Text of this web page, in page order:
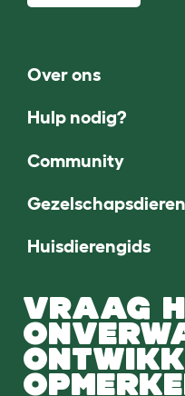
Over ons
Hulp nodig?
Community
Huisdierengids
VRAAG